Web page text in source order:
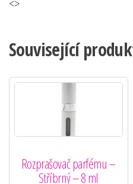
Související
Rozprašovač parfému –
Stříbrný – 8 ml